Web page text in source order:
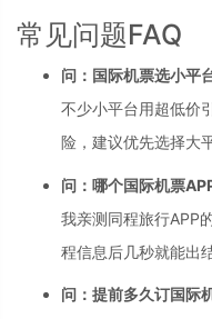
常见问题FAQ
问：国际机票选小平
不少小平台用超低价
险，建议优先选择大
问：哪个国际机票
我亲测同程旅行APP
程信息后几秒就能出
问：提前多久订国际